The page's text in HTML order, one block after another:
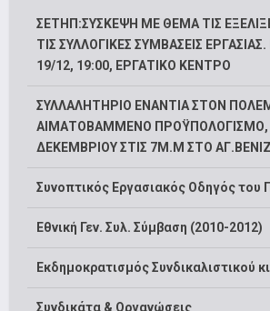
ΣΕΤΗΠ:ΣΥΣΚΕΨΗ ΜΕ ΘΕΜΑ ΤΙΣ
ΤΙΣ ΣΥΛΛΟΓΙΚΕΣ ΣΥΜΒΑΣΕΙΣ
19/12, 19:00, ΕΡΓΑΤΙΚΟ ΚΕΝΤΡΟ
ΣΥΛΛΑΛΗΤΗΡΙΟ ΕΝΑΝΤΙΑ ΣΤΟΝ
ΑΙΜΑΤΟΒΑΜΜΕΝΟ ΠΡΟΫΠΟΛΟΓΙΣΜΟ,
ΔΕΚΕΜΒΡΙΟΥ ΣΤΙΣ 7Μ.Μ ΣΤΟ
Συνοπτικός Εργασιακός Οδηγός του
Εθνική Γεν. Συλ. Σύμβαση (2010-2012)
Εκδημοκρατισμός Συνδικαλιστικού
Συνδικάτα & Οργανώσεις